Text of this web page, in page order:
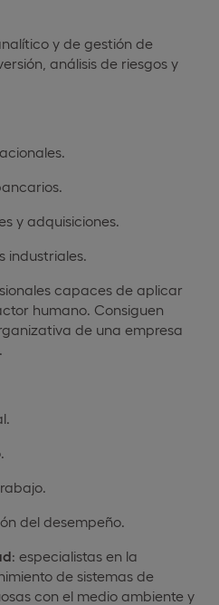
y de gestión de
análisis de riesgos y
y adquisiciones.
industriales.
capaces de aplicar
humano. Consiguen
de una empresa
del desempeño.
: especialistas en la
de sistemas de
con el medio ambiente y